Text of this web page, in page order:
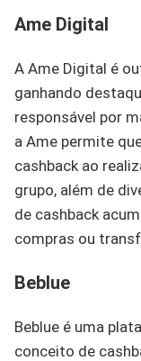
Ame Digital
A Ame Digital é
ganhando
responsável por
a Ame permite
cashback ao
grupo, além de
de cashback
compras ou
Beblue
Beblue é uma
conceito de